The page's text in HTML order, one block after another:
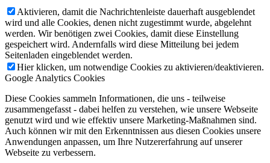
Aktivieren, damit die Nachrichtenleiste dauerhaft ausgeblendet
wird und alle Cookies, denen nicht zugestimmt wurde, abgelehnt
werden. Wir benötigen zwei Cookies, damit diese Einstellung
gespeichert wird. Andernfalls wird diese Mitteilung bei jedem
Seitenladen eingeblendet werden.
Hier klicken, um notwendige Cookies zu aktivieren/deaktivieren.
Google Analytics Cookies
Diese Cookies sammeln Informationen, die uns - teilweise
zusammengefasst - dabei helfen zu verstehen, wie unsere Webseite
genutzt wird und wie effektiv unsere Marketing-Maßnahmen sind.
Auch können wir mit den Erkenntnissen aus diesen Cookies unsere
Anwendungen anpassen, um Ihre Nutzererfahrung auf unserer
Webseite zu verbessern.